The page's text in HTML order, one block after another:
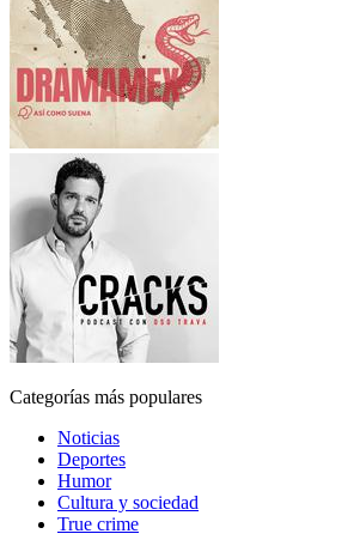
Categorías más populares
Noticias
Deportes
Humor
Cultura y sociedad
True crime